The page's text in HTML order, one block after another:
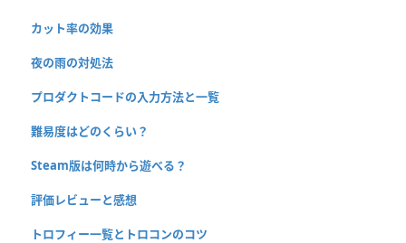
カット率の効果
夜の雨の対処法
プロダクトコードの入力方法と一覧
難易度はどのくらい？
Steam版は何時から遊べる？
評価レビューと感想
トロフィー一覧とトロコンのコツ